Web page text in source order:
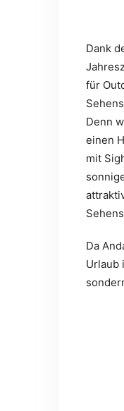
Dank
für
Denn
einen
mit
Da
Urlaub